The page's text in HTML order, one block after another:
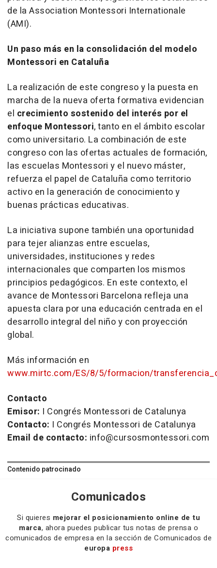
de la Association Montessori Internationale
(AMI).
Un paso más en la consolidación del modelo
Montessori en Cataluña
La realización de este congreso y la puesta en
marcha de la nueva oferta formativa evidencian
el crecimiento sostenido del interés por el
enfoque Montessori, tanto en el ámbito escolar
como universitario. La combinación de este
congreso con las ofertas actuales de formación,
las escuelas Montessori y el nuevo máster,
refuerza el papel de Cataluña como territorio
activo en la generación de conocimiento y
buenas prácticas educativas.
La iniciativa supone también una oportunidad
para tejer alianzas entre escuelas,
universidades, instituciones y redes
internacionales que comparten los mismos
principios pedagógicos. En este contexto, el
avance de Montessori Barcelona refleja una
apuesta clara por una educación centrada en el
desarrollo integral del niño y con proyección
global.
Más información en
www.mirtc.com/ES/8/5/formacion/
Contacto
Emisor: I Congrés Montessori de Catalunya
Contacto: I Congrés Montessori de Catalunya
Email de contacto: info@cursosmontessori.com
Contenido patrocinado
Comunicados
Si quieres mejorar el posicionamiento online de tu
marca, ahora puedes publicar tus notas de prensa o
comunicados de empresa en la sección de Comunicados de
europa press